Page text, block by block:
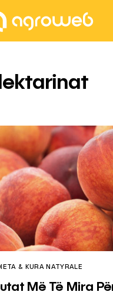
& KURA NATYRALE
Më Të Mira